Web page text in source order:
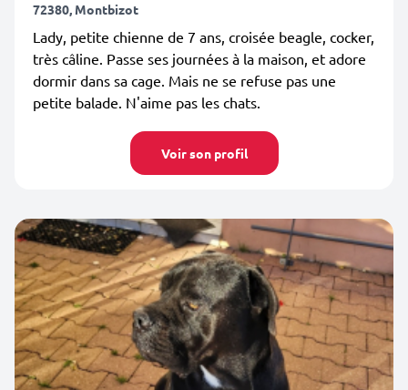
72380, Montbizot
Lady, petite chienne de 7 ans, croisée beagle, cocker,
très câline. Passe ses journées à la maison, et adore
dormir dans sa cage. Mais ne se refuse pas une
petite balade. N'aime pas les chats.
Voir son profil